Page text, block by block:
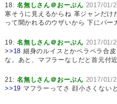
18:名無しさん＠おーぷん 2017/01/
寒そうに見えるからね 革ジャンだけ
って聞かれるのウザいから 下にパー
19:名無しさん＠おーぷん 2017/01/
>>18 細身のルイスとかペラペラ合
な。あと、マフラーなしだと首元付
21:名無しさん＠おーぷん 2017/01/
>>19 マフラーってさ 顔小さくない